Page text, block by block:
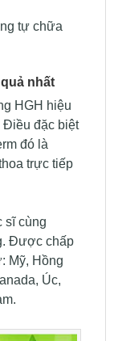
tự chữa
nhất
HGH hiệu
Điều đặc biệt
đó là
trực tiếp
sĩ cùng
Được chấp
Mỹ, Hồng
Úc,